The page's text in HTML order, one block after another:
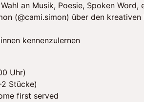
an Musik, Poesie, Spoken Word,
(@cami.simon) über den kreativen
kennenzulernen
Uhr)
Stücke)
first served